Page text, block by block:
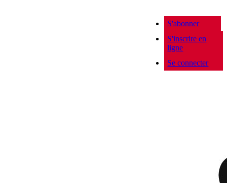
S'abonner
S'inscrire en
ligne
Se connecter